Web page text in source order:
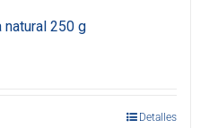
natural 250 g
Detalles